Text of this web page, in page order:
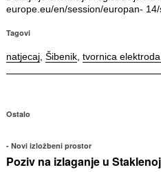
europe.eu/en/session/europan-
Tagovi
natjecaj, Šibenik, tvornica
Ostalo
Novi izložbeni prostor
Poziv na izlaganje u